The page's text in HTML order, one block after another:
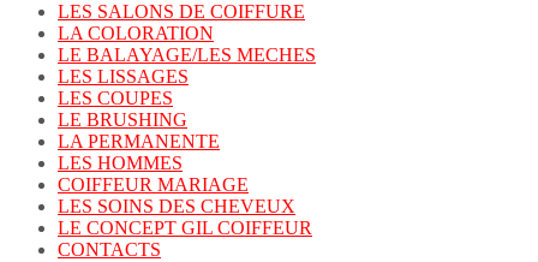
LES SALONS DE COIFFURE
LA COLORATION
LE BALAYAGE/LES MECHES
LES LISSAGES
LES COUPES
LE BRUSHING
LA PERMANENTE
LES HOMMES
COIFFEUR MARIAGE
LES SOINS DES CHEVEUX
LE CONCEPT GIL COIFFEUR
CONTACTS